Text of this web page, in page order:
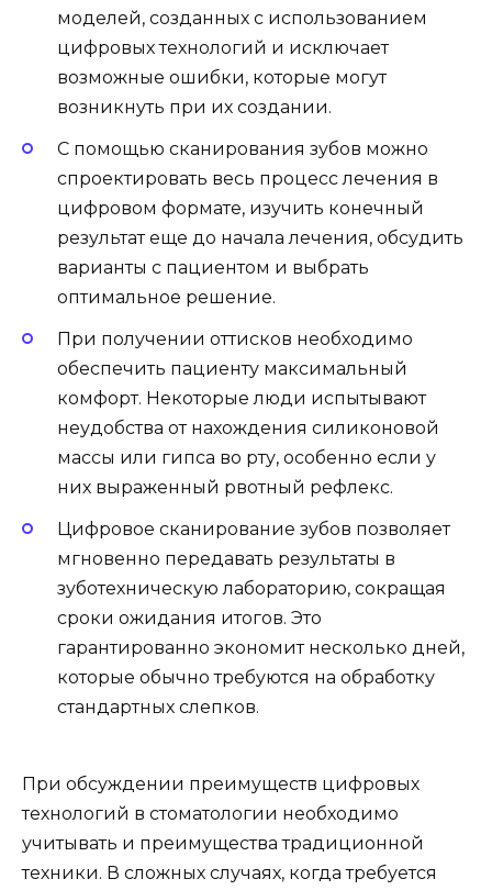
моделей, созданных с использованием
цифровых технологий и исключает
возможные ошибки, которые могут
возникнуть при их создании.
С помощью сканирования зубов можно
спроектировать весь процесс лечения в
цифровом формате, изучить конечный
результат еще до начала лечения, обсудить
варианты с пациентом и выбрать
оптимальное решение.
При получении оттисков необходимо
обеспечить пациенту максимальный
комфорт. Некоторые люди испытывают
неудобства от нахождения силиконовой
массы или гипса во рту, особенно если у
них выраженный рвотный рефлекс.
Цифровое сканирование зубов позволяет
мгновенно передавать результаты в
зуботехническую лабораторию, сокращая
сроки ожидания итогов. Это
гарантированно экономит несколько дней,
которые обычно требуются на обработку
стандартных слепков.
При обсуждении преимуществ цифровых
технологий в стоматологии необходимо
учитывать и преимущества традиционной
техники. В сложных случаях, когда требуется